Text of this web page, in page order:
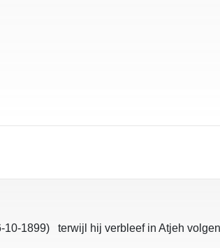
1899) terwijl hij verbleef in Atjeh